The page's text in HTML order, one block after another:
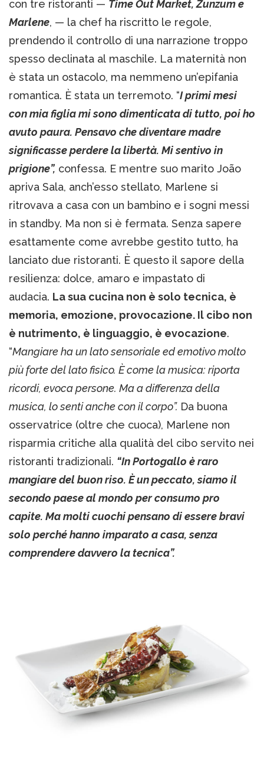
con tre ristoranti — Time Out Market, Zunzum e
Marlene, — la chef ha riscritto le regole,
prendendo il controllo di una narrazione troppo
spesso declinata al maschile. La maternità non
è stata un ostacolo, ma nemmeno un’epifania
romantica. È stata un terremoto. “I primi mesi
con mia figlia mi sono dimenticata di tutto, poi ho
avuto paura. Pensavo che diventare madre
significasse perdere la libertà. Mi sentivo in
prigione”, confessa. E mentre suo marito João
apriva Sala, anch’esso stellato, Marlene si
ritrovava a casa con un bambino e i sogni messi
in standby. Ma non si è fermata. Senza sapere
esattamente come avrebbe gestito tutto, ha
lanciato due ristoranti. È questo il sapore della
resilienza: dolce, amaro e impastato di
audacia. La sua cucina non è solo tecnica, è
memoria, emozione, provocazione. Il cibo non
è nutrimento, è linguaggio, è evocazione.
“Mangiare ha un lato sensoriale ed emotivo molto
più forte del lato fisico. È come la musica: riporta
ricordi, evoca persone. Ma a differenza della
musica, lo senti anche con il corpo”. Da buona
osservatrice (oltre che cuoca), Marlene non
risparmia critiche alla qualità del cibo servito nei
ristoranti tradizionali. “In Portogallo è raro
mangiare del buon riso. È un peccato, siamo il
secondo paese al mondo per consumo pro
capite. Ma molti cuochi pensano di essere bravi
solo perché hanno imparato a casa, senza
comprendere davvero la tecnica”.